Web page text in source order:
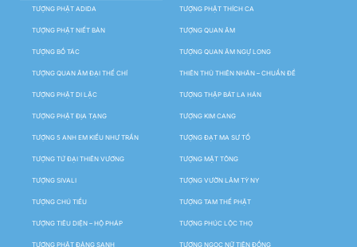
TƯỢNG PHẬT ADIDA TƯỢNG PHẬT THÍCH CA
TƯỢNG PHẬT NIẾT BÀN TƯỢNG QUAN ÂM
TƯỢNG BỒ TÁC TƯỢNG QUAN ÂM NGỰ LONG
TƯỢNG QUAN ÂM ĐẠI THẾ CHÍ THIÊN THỦ THIÊN NHÃN – CHUẨN ĐỀ
TƯỢNG PHẬT DI LẶC TƯỢNG THẬP BÁT LA HÁN
TƯỢNG PHẬT ĐỊA TẠNG TƯỢNG KIM CANG
TƯỢNG 5 ANH EM KIỀU NHƯ TRẦN TƯỢNG ĐẠT MA SƯ TỔ
TƯỢNG TỨ ĐẠI THIÊN VƯƠNG TƯỢNG MẬT TÔNG
TƯỢNG SIVALI TƯỢNG VƯỜN LÂM TỲ NY
TƯỢNG CHÚ TIỂU TƯỢNG TAM THẾ PHẬT
TƯỢNG TIÊU DIỆN – HỘ PHÁP TƯỢNG PHÚC LỘC THỌ
TƯỢNG PHẬT ĐẢNG SANH TƯỢNG NGỌC NỮ TIÊN ĐỒNG